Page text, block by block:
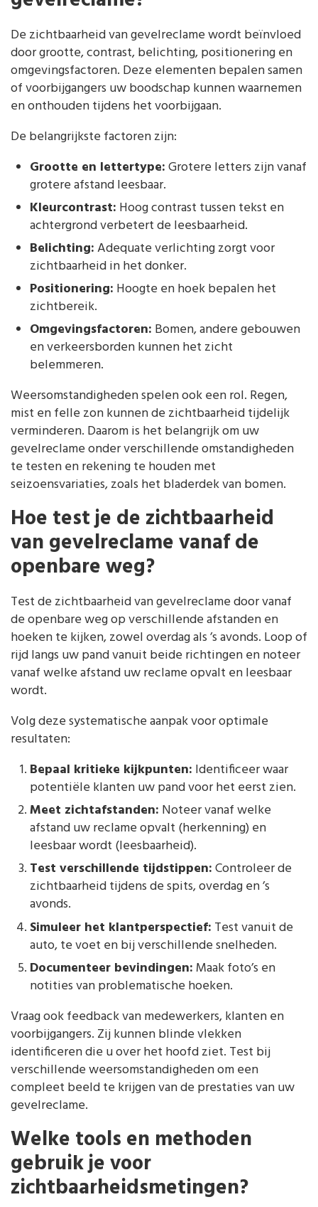
De zichtbaarheid van gevelreclame wordt beïnvloed
door grootte, contrast, belichting, positionering en
omgevingsfactoren. Deze elementen bepalen samen
of voorbijgangers uw boodschap kunnen waarnemen
en onthouden tijdens het voorbijgaan.
De belangrijkste factoren zijn:
Grootte en lettertype:Grotere letters zijn vanaf
grotere afstand leesbaar.
Kleurcontrast: Hoog contrast tussen tekst en
achtergrond verbetert de leesbaarheid.
Belichting:Adequate verlichting zorgt voor
zichtbaarheid in het donker.
Positionering: Hoogte en hoek bepalen het
zichtbereik.
Omgevingsfactoren: Bomen, andere gebouwen
en verkeersborden kunnen het zicht
belemmeren.
Weersomstandigheden spelen ook een rol. Regen,
mist en felle zon kunnen de zichtbaarheid tijdelijk
verminderen. Daarom is het belangrijk om uw
gevelreclame onder verschillende omstandigheden
te testen en rekening te houden met
seizoensvariaties, zoals het bladerdek van bomen.
Hoe test je de zichtbaarheid
van gevelreclame vanaf de
openbare weg?
Test de zichtbaarheid van gevelreclame door vanaf
de openbare weg op verschillende afstanden en
hoeken te kijken, zowel overdag als ’s avonds. Loop of
rijd langs uw pand vanuit beide richtingen en noteer
vanaf welke afstand uw reclame opvalt en leesbaar
wordt.
Volg deze systematische aanpak voor optimale
resultaten:
Bepaal kritieke kijkpunten: Identificeer waar
potentiële klanten uw pand voor het eerst zien.
Meet zichtafstanden: Noteer vanaf welke
afstand uw reclame opvalt (herkenning) en
leesbaar wordt (leesbaarheid).
Test verschillende tijdstippen:Controleer de
zichtbaarheid tijdens de spits, overdag en ’s
avonds.
Simuleer het klantperspectief: Test vanuit de
auto, te voet en bij verschillende snelheden.
Documenteer bevindingen: Maak foto’s en
notities van problematische hoeken.
Vraag ook feedback van medewerkers, klanten en
voorbijgangers. Zij kunnen blinde vlekken
identificeren die u over het hoofd ziet. Test bij
verschillende weersomstandigheden om een
compleet beeld te krijgen van de prestaties van uw
gevelreclame.
Welke tools en methoden
gebruik je voor
zichtbaarheidsmetingen?